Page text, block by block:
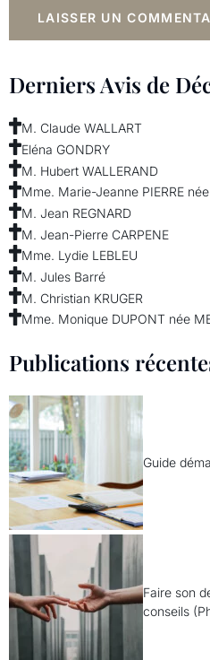
Derniers Avis de
M. Claude WALLART
Eléna GONDRY
M. Hubert WALLERAND
Mme. Marie-Jeanne PIERRE
M. Jean REGNARD
M. Jean-Pierre CARPENE
Mme. Lydie LEBLEU
M. Jules Barré
M. Christian KRUGER
Mme. Monique DUPONT née
Publications
Guide
Faire son
conseils